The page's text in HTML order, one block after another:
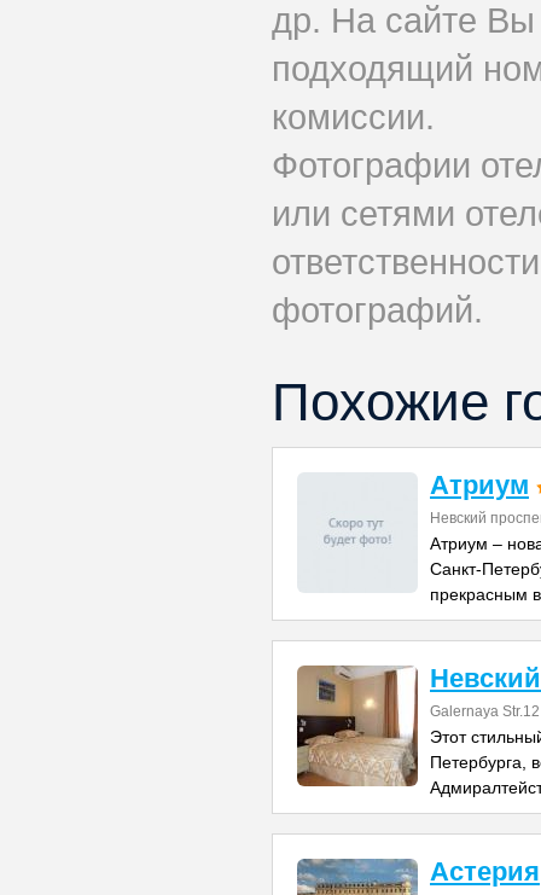
др. На сайте Вы
подходящий
комиссии.
Фотографии
или сетями
фотографий.
Похожие
Атриум
Невский
Атриум –
Санкт-
прекрасным
Galernaya Str.12
Этот
Петербурга,
Астерия